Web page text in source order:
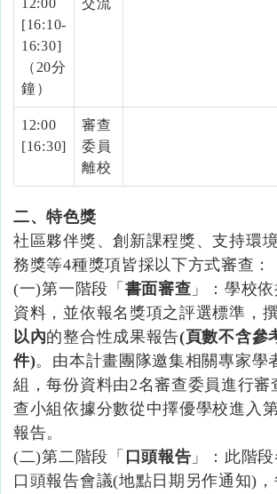
12:00
[16:10-
16:30]
（20分
鐘）
交流
12:00
[16:30]
審查
委員
離校
二、特色獎
社區夥伴獎、創新課程獎、支持環
務獎等4種獎項皆採以下方式審查：
(一)第一階段「 書面審查 」：學校依
資料，並依報名獎項之評選標準，
以內的整合性成果報告(頁數不含參
件)。由本計畫團隊邀集相關專家學
組，每份資料由2名審查委員進行審
查小組依據分數從中擇優學校進入
報告。
(二)第二階段「 口頭報告 」：此階
口頭報告會議(地點日期另作通知)